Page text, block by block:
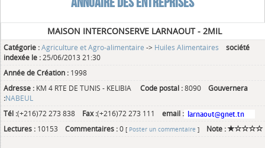
MAISON INTERCONSERVE LARNAOUT - 2MIL
Catégorie :Agriculture et Agro-alimentaire -> Huiles Alimentaires
société
indexée le : 25/06/2013 21:30
Année de Création : 1998
Adresse : KM 4 RTE DE TUNIS - KELIBIA Code postal :8090
Gouvernera
:NABEUL
Tél :(+216)72 273 838 Fax :(+216)72 273 111
email :
Lectures : 10153 Commentaires :0 [ Poster un commentaire ] Note :